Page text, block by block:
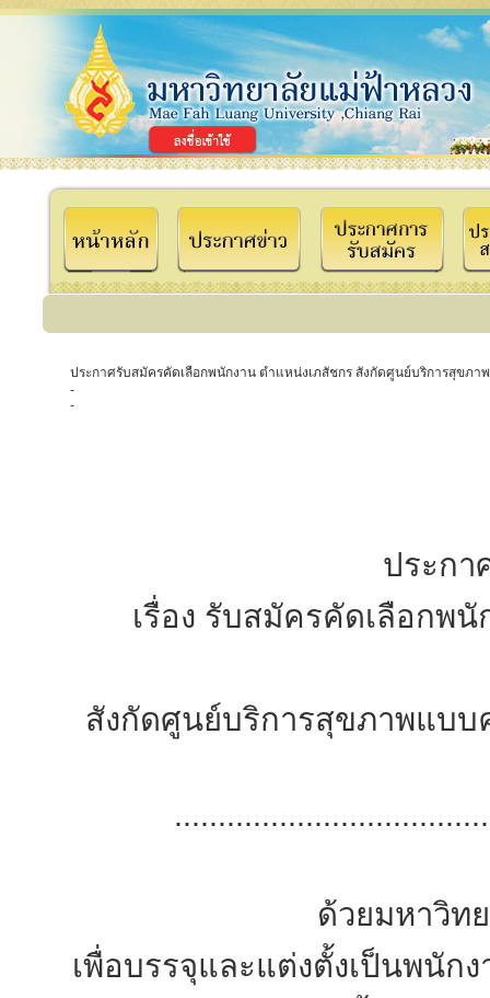
ประกาศรับสมัครคัดเลือกพนักงาน ตำแหน่งเภสัชกร สังกัดศูนย์บริการสุขภ
-
-
ประกา
เรื่อง รับสมัครคัดเลือกพ
สังกัดศูนย์บริการสุขภาพแบ
ด้วยมหาวิทยาลัยแม่ฟ้
เพื่อบรรจุและแต่งตั้งเป็นพนัก